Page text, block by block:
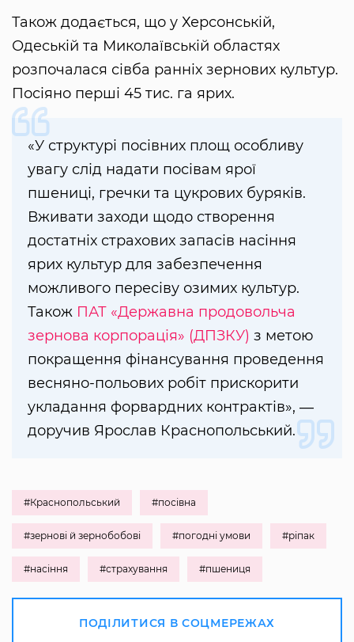
Також додається, що у Херсонській,
Одеській та Миколаївській областях
розпочалася сівба ранніх зернових культур.
Посіяно перші 45 тис. га ярих.
«У структурі посівних площ особливу
увагу слід надати посівам ярої
пшениці, гречки та цукрових буряків.
Вживати заходи щодо створення
достатніх страхових запасів насіння
ярих культур для забезпечення
можливого пересіву озимих культур.
Також ПАТ «Державна продовольча
зернова корпорація» (ДПЗКУ) з метою
покращення фінансування проведення
весняно-польових робіт прискорити
укладання форвардних контрактів», ―
доручив Ярослав Краснопольський.
#Краснопольський #посівна
#зернові й зернобобові #погодні умови #ріпак
#насіння #страхування #пшениця
ПОДІЛИТИСЯ В СОЦМЕРЕЖАХ